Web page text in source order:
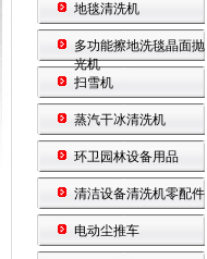
地毯清洗机
多功能擦地洗毯晶面抛
光机
扫雪机
蒸汽干冰清洗机
环卫园林设备用品
清洁设备清洗机零配件
电动尘推车